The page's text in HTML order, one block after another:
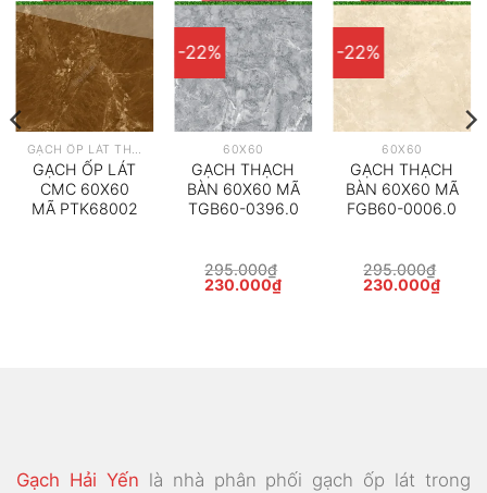
GẠCH ỐP LÁT THEO HÃNG
GẠCH ỐP LÁT
CMC 60X60
MÃ PTK68002
-22%
60X60
GẠCH THẠCH
BÀN 60X60 MÃ
TGB60-0396.0
295.000₫
Giá
230.000₫Giá
-22%
60X60
GẠCH THẠCH
BÀN 60X60 MÃ
FGB60-0006.0
295.000₫
Giá
230.000₫Giá
Gạch Hải Yến là nhà phân phối gạch ốp lát trong